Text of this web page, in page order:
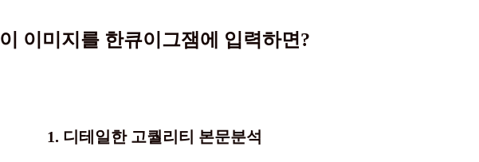
이 이미지를 한큐이그잼에 입력하면?
1. 디테일한 고퀄리티 본문분석